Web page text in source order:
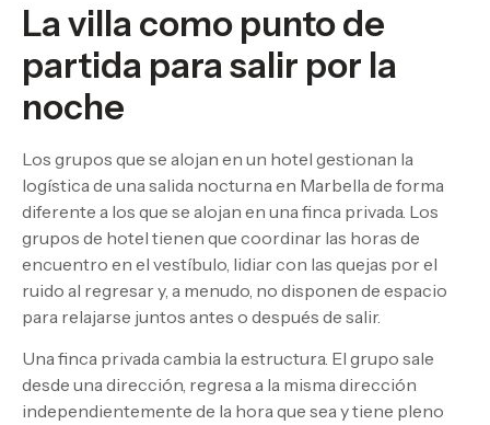
La villa como punto de
partida para salir por la
noche
Los grupos que se alojan en un hotel gestionan la
logística de una salida nocturna en Marbella de forma
diferente a los que se alojan en una finca privada. Los
grupos de hotel tienen que coordinar las horas de
encuentro en el vestíbulo, lidiar con las quejas por el
ruido al regresar y, a menudo, no disponen de espacio
para relajarse juntos antes o después de salir.
Una finca privada cambia la estructura. El grupo sale
desde una dirección, regresa a la misma dirección
independientemente de la hora que sea y tiene pleno